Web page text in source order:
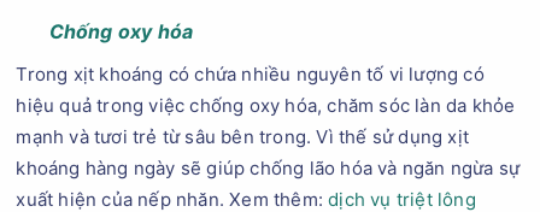
Chống oxy hóa
Trong xịt khoáng có chứa nhiều nguyên tố vi lượng có
hiệu quả trong việc chống oxy hóa, chăm sóc làn da khỏe
mạnh và tươi trẻ từ sâu bên trong. Vì thế sử dụng xịt
khoáng hàng ngày sẽ giúp chống lão hóa và ngăn ngừa sự
xuất hiện của nếp nhăn. Xem thêm:dịch vụ triệt lông